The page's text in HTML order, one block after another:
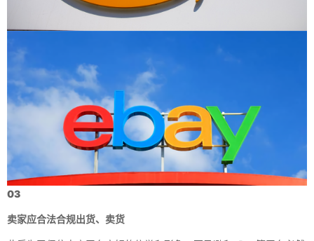
03
卖家应合法合规出货、卖货